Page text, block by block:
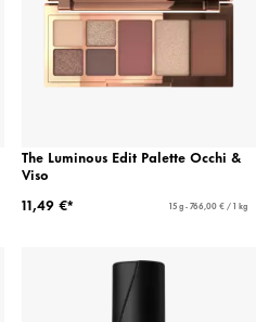
The Luminous Edit Palette Occhi &
Viso
11,49 €*
15 g - 766,00 € / 1 kg